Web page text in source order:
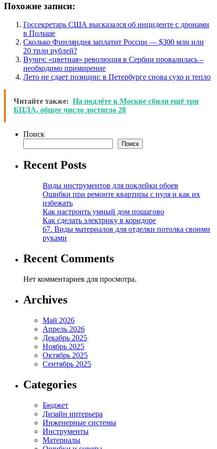
Похожие записи:
Госсекретарь США высказался об инциденте с дронами
в Польше
Сколько Финляндия заплатит России — $300 млн или
20 трлн рублей?
Вучич: «цветная» революция в Сербии провалилась –
необходимо примирение
Лето не сдает позиции: в Петербурге снова сухо и тепло
Читайте также: На подлёте к Москве сбили ещё три
БПЛА, общее число достигло 28
Поиск
Поиск
Recent Posts
Виды инструментов для поклейки обоев
Ошибки при ремонте квартиры с нуля и как их
избежать
Как настроить умный дом пошагово
Как сделать электрику в коридоре
67. Виды материалов для отделки потолка своими
руками
Recent Comments
Нет комментариев для просмотра.
Archives
Май 2026
Апрель 2026
Декабрь 2025
Ноябрь 2025
Октябрь 2025
Сентябрь 2025
Categories
Бюджет
Дизайн интерьера
Инженерные системы
Инструменты
Материалы